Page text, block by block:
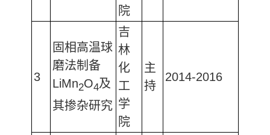
院
3
固相高温球
磨法制备
LiMn2O4及
其掺杂研究
吉
林
化
工
学
院
主
持
2014-2016